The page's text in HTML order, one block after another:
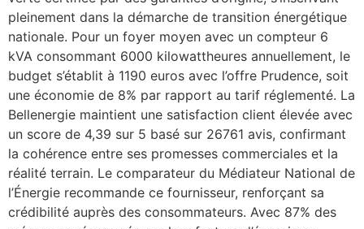
pleinement dans la démarche de transition énergétique
nationale. Pour un foyer moyen avec un compteur 6
kVA consommant 6000 kilowattheures annuellement, le
budget s’établit à 1190 euros avec l’offre Prudence, soit
une économie de 8% par rapport au tarif réglementé. La
Bellenergie maintient une satisfaction client élevée avec
un score de 4,39 sur 5 basé sur 26761 avis, confirmant
la cohérence entre ses promesses commerciales et la
réalité terrain. Le comparateur du Médiateur National de
l’Énergie recommande ce fournisseur, renforçant sa
crédibilité auprès des consommateurs. Avec 87% des